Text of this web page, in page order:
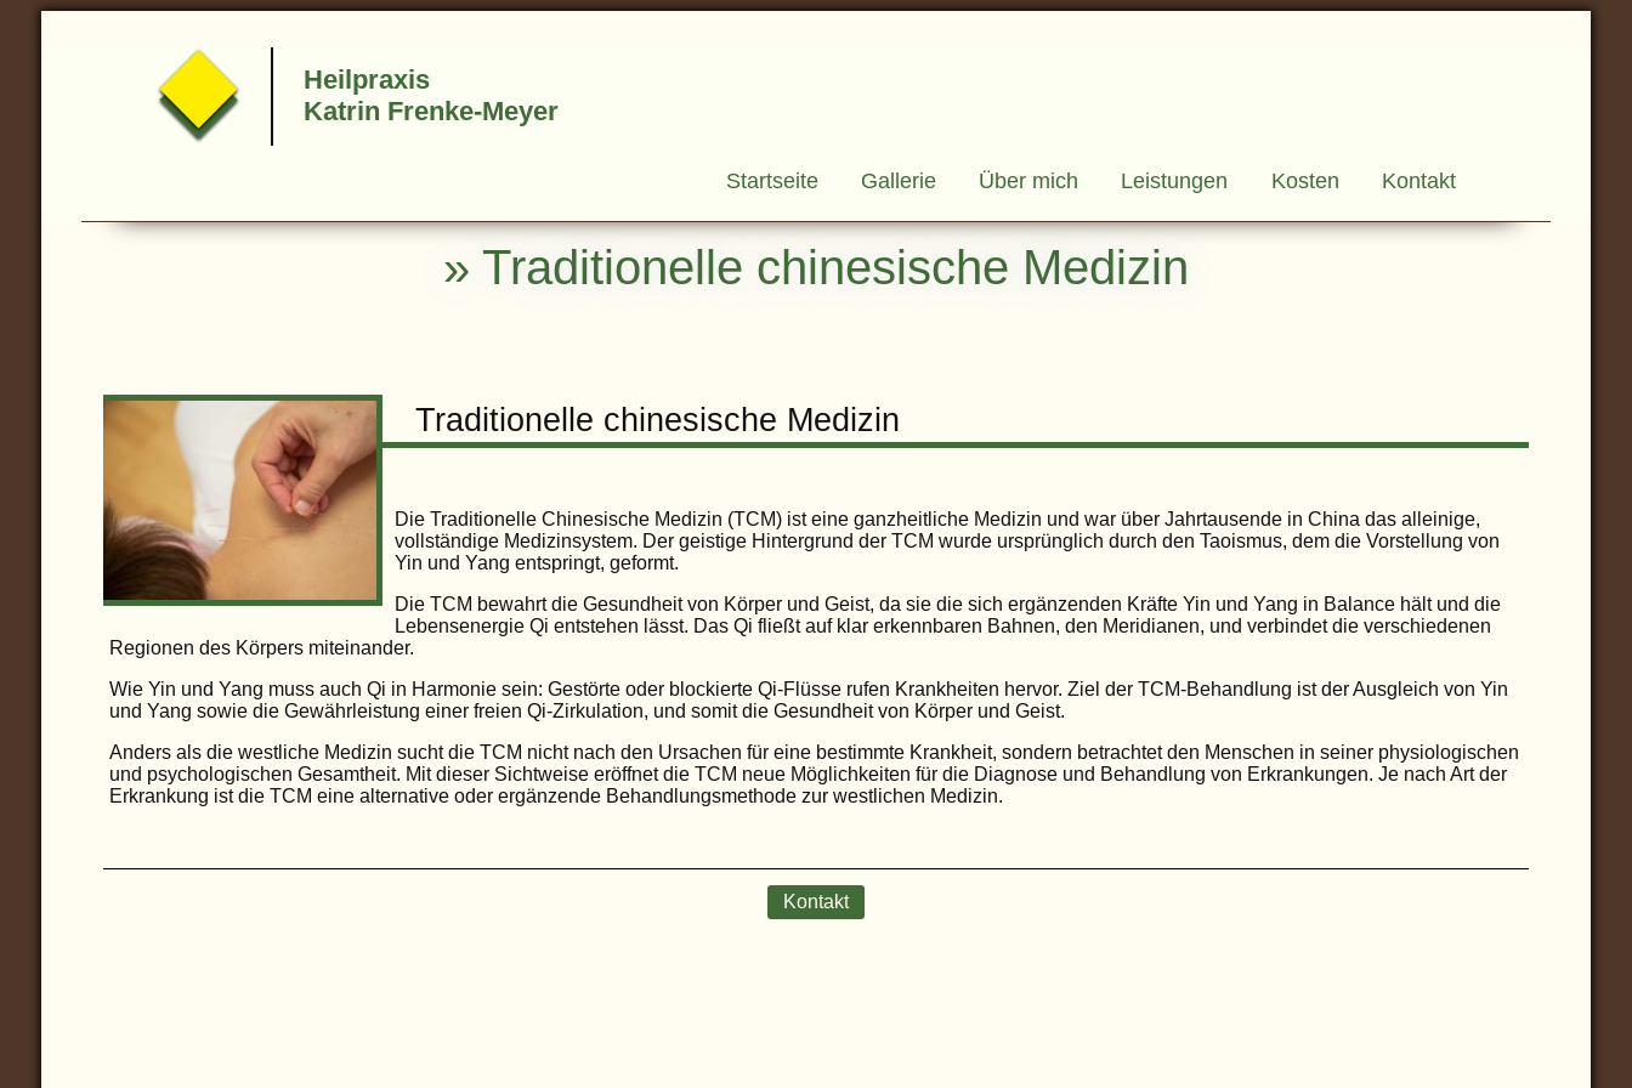
Heilpraxis
Katrin Frenke-Meyer
Kontakt
Kosten
Leistungen
Über mich
Gallerie
Startseite
» Traditionelle chinesische Medizin
Traditionelle chinesische Medizin
Die Traditionelle Chinesische Medizin (TCM) ist eine ganzheitliche Medizin und war über Jahrtausende in China das alleinige,
vollständige Medizinsystem. Der geistige Hintergrund der TCM wurde ursprünglich durch den Taoismus, dem die Vorstellung von
Yin und Yang entspringt, geformt.
Die TCM bewahrt die Gesundheit von Körper und Geist, da sie die sich ergänzenden Kräfte Yin und Yang in Balance hält und die
Lebensenergie Qi entstehen lässt. Das Qi fließt auf klar erkennbaren Bahnen, den Meridianen, und verbindet die verschiedenen
Regionen des Körpers miteinander.
Wie Yin und Yang muss auch Qi in Harmonie sein: Gestörte oder blockierte Qi-Flüsse rufen Krankheiten hervor. Ziel der TCM-Behandlung ist der Ausgleich von Yin
und Yang sowie die Gewährleistung einer freien Qi-Zirkulation, und somit die Gesundheit von Körper und Geist.
Anders als die westliche Medizin sucht die TCM nicht nach den Ursachen für eine bestimmte Krankheit, sondern betrachtet den Menschen in seiner physiologischen
und psychologischen Gesamtheit. Mit dieser Sichtweise eröffnet die TCM neue Möglichkeiten für die Diagnose und Behandlung von Erkrankungen. Je nach Art der
Erkrankung ist die TCM eine alternative oder ergänzende Behandlungsmethode zur westlichen Medizin.
Kontakt